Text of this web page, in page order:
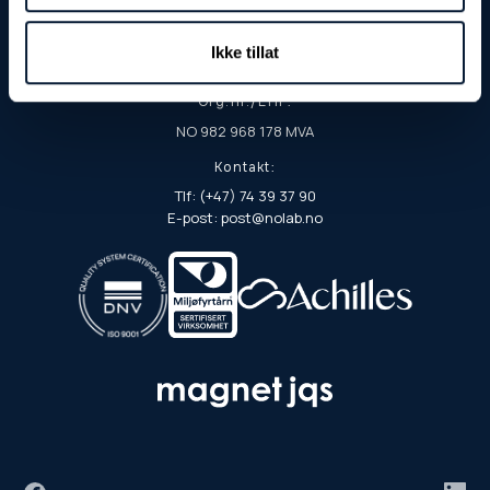
Ikke tillat
Postadresse:
Postboks 103
7901 Rørvik
Org.nr./EHF:
NO 982 968 178 MVA
Kontakt:
Tlf: (+47) 74 39 37 90
E-post: post@nolab.no